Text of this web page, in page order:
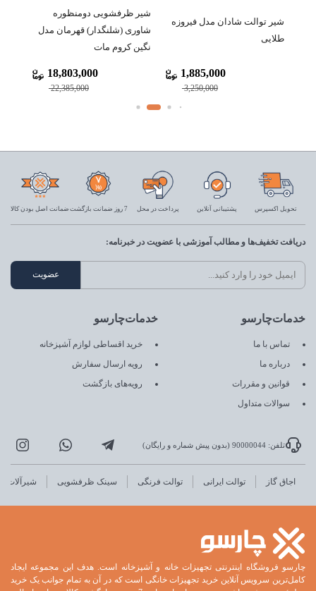
شیر توالت شادان مدل فیروزه
طلایی
3,250,000
1,885,000
شیر ظرفشویی دومنظوره
شاوری (شلنگدار) قهرمان مدل
نگین کروم مات
22,385,000
18,803,000
تحویل اکسپرس پشتیبانی آنلاین پرداخت در محل 7 روز ضمانت بازگشت ضمانت اصل بودن کالا
خدمات‌چارسو
تماس با ما
درباره ما
قوانین و مقررات
سوالات متداول
خدمات‌چارسو
خرید اقساطی لوازم آشپزخانه
رویه ارسال سفارش
رویه‌های بازگشت
دریافت تخفیف‌ها و مطالب آموزشی با عضویت در خبرنامه:
تلفن: 90000044 (بدون پیش شماره و رایگان)
اجاق گاز توالت ایرانی توالت فرنگی سینک ظرفشویی شیرآلات
چارسو فروشگاه اینترنتی تجهیزات خانه و آشپزخانه است. هدف این مجموعه ایجاد
کامل‌ترین سرویس آنلاین خرید تجهیزات خانگی است که در آن به تمام جوانب یک خرید